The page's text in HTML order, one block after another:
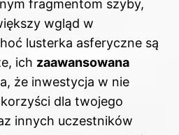
fragmentom szyby,
wgląd w
lusterka asferyczne są
ich zaawansowana
że inwestycja w nie
dla twojego
innych uczestników